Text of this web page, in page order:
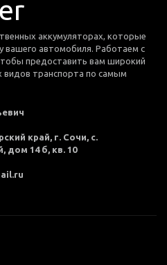
аккумуляторах, которые
автомобиля. Работаем с
предоставить вам широкий
видов транспорта по самым
край, г. Сочи, с.
дом 14 б, кв. 10